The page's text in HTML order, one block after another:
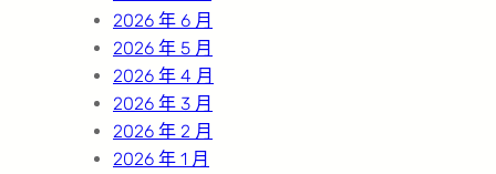
2026 年 6 月
2026 年 5 月
2026 年 4 月
2026 年 3 月
2026 年 2 月
2026 年 1 月